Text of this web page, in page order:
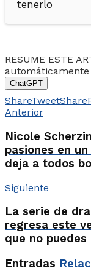
tenerlo
RESUME ESTE
automáticamente
ChatGPT
ShareTweetShare
Anterior
Nicole
pasiones en
deja a todos
Siguiente
La serie de
regresa este
que no
Entradas